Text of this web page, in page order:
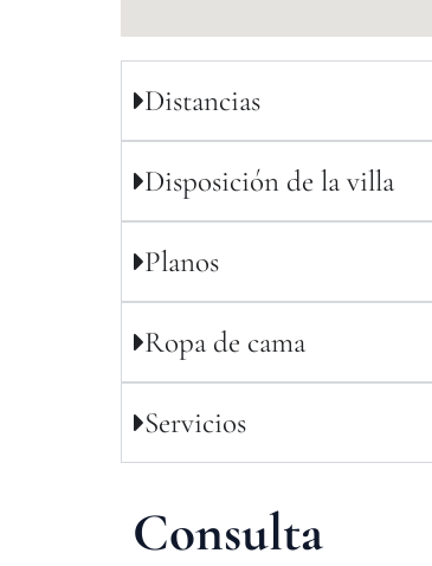
Distancias
Disposición de la villa
Planos
Ropa de cama
Servicios
Consulta